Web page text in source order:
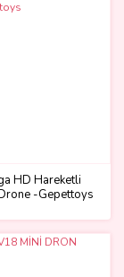
HD Hareketli
-Gepettoys